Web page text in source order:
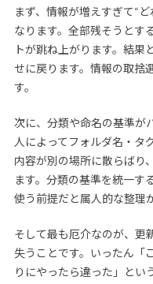
まず、情報が増えすぎて“
なります。全部残そうとす
トが跳ね上がります。結果
せに戻ります。情報の取捨
す。
次に、分類や命名の基準が
人によってフォルダ名・タ
内容が別の場所に散らばり
ます。分類の基準を統一す
使う前提だと属人的な整理
そして最も厄介なのが、更
失うことです。いったん「
りにやったら違った」とい